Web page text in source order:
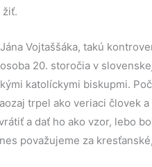
žiť.
Vojtaššáka, takú
20. storočia v
katolíckymi biskupmi.
trpel ako veriaci človek
a dať ho ako vzor, lebo
považujeme za